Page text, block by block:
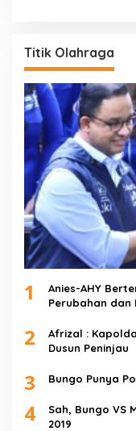
Titik Olahraga
1
Anies-AHY
Perubahan dan
2
Afrizal :
Dusun Peninjau
3 Bungo Punya
4
Sah, Bungo VS
2019